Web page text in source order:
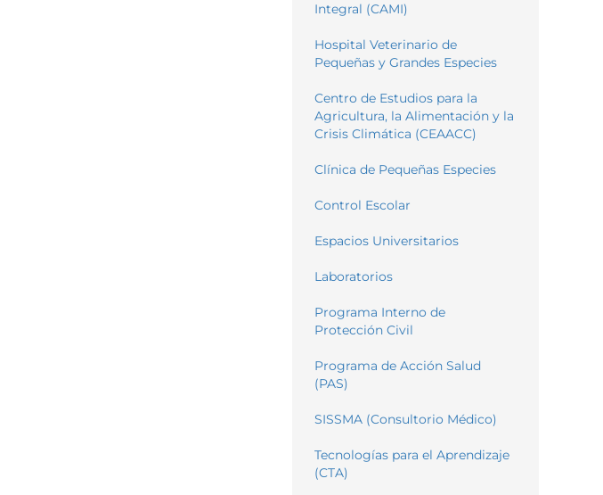
Integral (CAMI)
Hospital Veterinario de
Pequeñas y Grandes Especies
Centro de Estudios para la
Agricultura, la Alimentación y la
Crisis Climática (CEAACC)
Clínica de Pequeñas Especies
Control Escolar
Espacios Universitarios
Laboratorios
Programa Interno de
Protección Civil
Programa de Acción Salud
(PAS)
SISSMA (Consultorio Médico)
Tecnologías para el Aprendizaje
(CTA)